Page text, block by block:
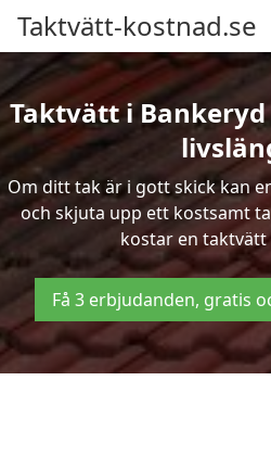
Taktvätt-kostnad.se
Taktvätt i
Om ditt tak är i gott skick kan
och skjuta upp ett kostsamt
kostar en taktvätt
Få 3 erbjudanden, gratis